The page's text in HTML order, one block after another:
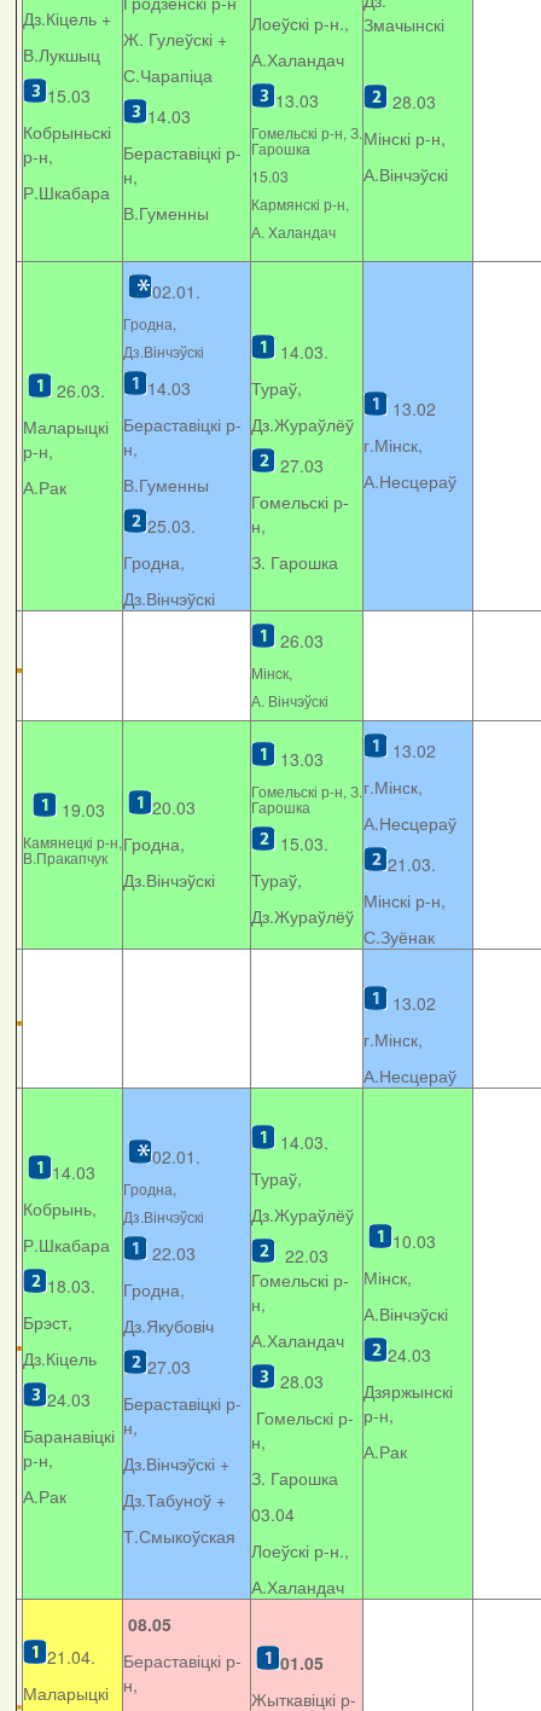
Дз.Кіцель +
В.Лукшыц
15.03
Кобрыньскі
р-н,
Р.Шкабара
Ж. Гулеўскі +
С.Чарапіца
14.03
Бераставіцкі р-
н,
В.Гуменны
Лоеўскі р-н.,
А.Халандач
13.03
Гомельскі р-н, З.
Гарошка
15.03
Кармянскі р-н,
А. Xаландач
Змачынскі
28.03
Мінскі р-н,
А.Вінчэўскі
26.03.
Маларыцкі
р-н,
А.Рак
02.01.
Гродна,
Дз.Вінчэўскі
14.03
Бераставіцкі р-
н,
В.Гуменны
25.03.
Гродна,
Дз.Вінчэўскі
14.03.
Тураў,
Дз.Жураўлёў
27.03
Гомельскі р-
н,
З. Гарошка
13.02
г.Мінск,
А.Несцераў
26.03
Мінcк,
А. Вінчэўскі
19.03
Камянецкі р-н,
В.Пракапчук
20.03
Гродна,
Дз.Вінчэўскі
13.03
Гомельскі р-н, З.
Гарошка
15.03.
Тураў,
Дз.Жураўлёў
13.02
г.Мінск,
А.Несцераў
21.03.
Мінскі р-н,
С.Зуёнак
13.02
г.Мінск,
А.Несцераў
14.03
Кобрынь,
Р.Шкабара
18.03.
Брэст,
Дз.Кіцель
24.03
Баранавіцкі
р-н,
А.Рак
02.01.
Гродна,
Дз.Вінчэўскі
22.03
Гродна,
Дз.Якубовіч
27.03
Бераставіцкі р-
н,
Дз.Вінчэўскі +
Дз.Табуноў +
Т.Смыкоўская
14.03.
Тураў,
Дз.Жураўлёў
22.03
Гомельскі р-
н,
А.Халандач
28.03
Гомельскі р-
н,
З. Гарошка
03.04
Лоеўскі р-н.,
А.Халандач
10.03
Мінск,
А.Вінчэўскі
24.03
Дзяржынскі
р-н,
А.Рак
21.04.
Маларыцкі
08.05
Бераставіцкі р-
н,
01.05
Жыткавіцкі р-